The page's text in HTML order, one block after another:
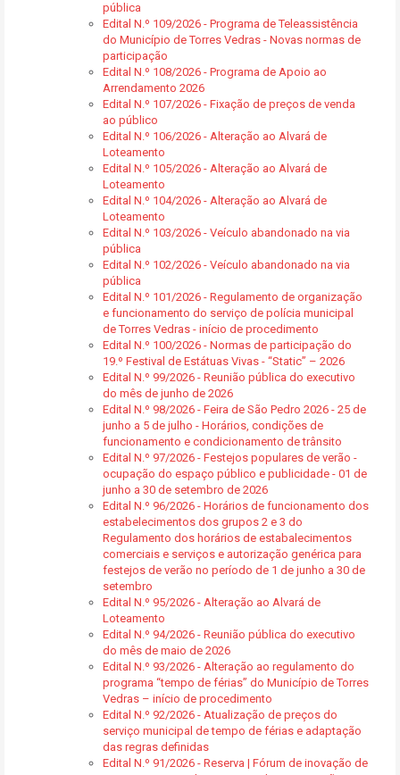
pública
Edital N.º 109/2026 - Programa de Teleassistência
do Município de Torres Vedras - Novas normas de
participação
Edital N.º 108/2026 - Programa de Apoio ao
Arrendamento 2026
Edital N.º 107/2026 - Fixação de preços de venda
ao público
Edital N.º 106/2026 - Alteração ao Alvará de
Loteamento
Edital N.º 105/2026 - Alteração ao Alvará de
Loteamento
Edital N.º 104/2026 - Alteração ao Alvará de
Loteamento
Edital N.º 103/2026 - Veículo abandonado na via
pública
Edital N.º 102/2026 - Veículo abandonado na via
pública
Edital N.º 101/2026 - Regulamento de organização
e funcionamento do serviço de polícia municipal
de Torres Vedras - início de procedimento
Edital N.º 100/2026 - Normas de participação do
19.º Festival de Estátuas Vivas - “Static” – 2026
Edital N.º 99/2026 - Reunião pública do executivo
do mês de junho de 2026
Edital N.º 98/2026 - Feira de São Pedro 2026 - 25 de
junho a 5 de julho - Horários, condições de
funcionamento e condicionamento de trânsito
Edital N.º 97/2026 - Festejos populares de verão -
ocupação do espaço público e publicidade - 01 de
junho a 30 de setembro de 2026
Edital N.º 96/2026 - Horários de funcionamento dos
estabelecimentos dos grupos 2 e 3 do
Regulamento dos horários de estabalecimentos
comerciais e serviços e autorização genérica para
festejos de verão no período de 1 de junho a 30 de
setembro
Edital N.º 95/2026 - Alteração ao Alvará de
Loteamento
Edital N.º 94/2026 - Reunião pública do executivo
do mês de maio de 2026
Edital N.º 93/2026 - Alteração ao regulamento do
programa “tempo de férias” do Município de Torres
Vedras – início de procedimento
Edital N.º 92/2026 - Atualização de preços do
serviço municipal de tempo de férias e adaptação
das regras definidas
Edital N.º 91/2026 - Reserva | Fórum de inovação de